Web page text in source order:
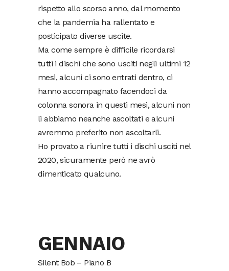
rispetto allo scorso anno, dal momento
che la pandemia ha rallentato e
posticipato diverse uscite.
Ma come sempre è difficile ricordarsi
tutti i dischi che sono usciti negli ultimi 12
mesi, alcuni ci sono entrati dentro, ci
hanno accompagnato facendoci da
colonna sonora in questi mesi, alcuni non
li abbiamo neanche ascoltati e alcuni
avremmo preferito non ascoltarli.
Ho provato a riunire tutti i dischi usciti nel
2020, sicuramente però ne avrò
dimenticato qualcuno.
GENNAIO
Silent Bob – Piano B